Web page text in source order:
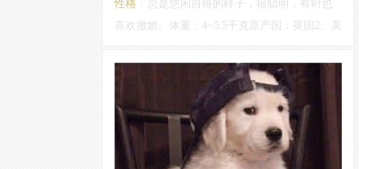
性格 ：总是悠闲自得的样子，很聪明，有时也
喜欢撒娇。体重：4~5.5千克原产国：英国2、美
征。体表毛发厚实华丽。除了在日本很有人气
的银白色古典虎斑外，还有黑色、白色等很多
种颜色。性格：温顺，与人亲近，强...